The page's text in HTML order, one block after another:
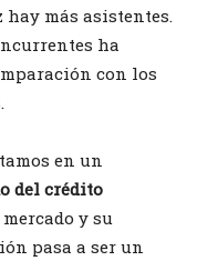
hay más asistentes.
ha
con los
en un
del crédito
y su
pasa a ser un